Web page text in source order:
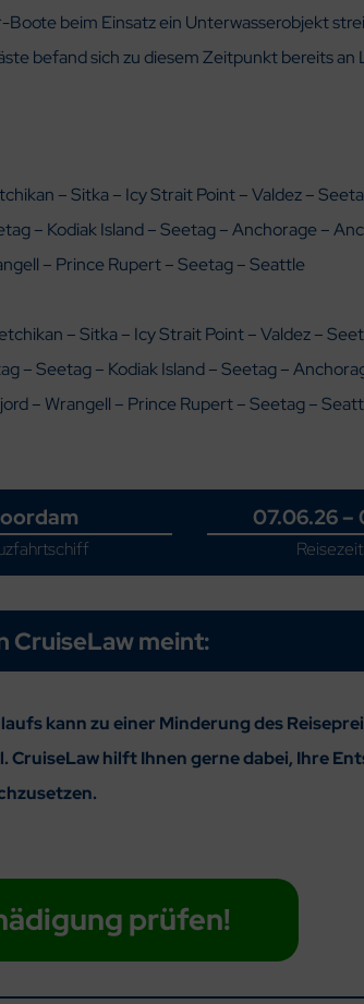
Boote beim Einsatz ein Unterwasserobjekt
befand sich zu diesem Zeitpunkt bereits an
– Sitka – Icy Strait Point – Valdez –
– Kodiak Island – Seetag – Anchorage –
– Prince Rupert – Seetag – Seattle
– Sitka – Icy Strait Point – Valdez –
– Seetag – Kodiak Island – Seetag –
– Wrangell – Prince Rupert – Seetag –
07.06.26 –
CruiseLaw meint:
kann zu einer Minderung des
hilft Ihnen gerne dabei, Ihre
prüfen!